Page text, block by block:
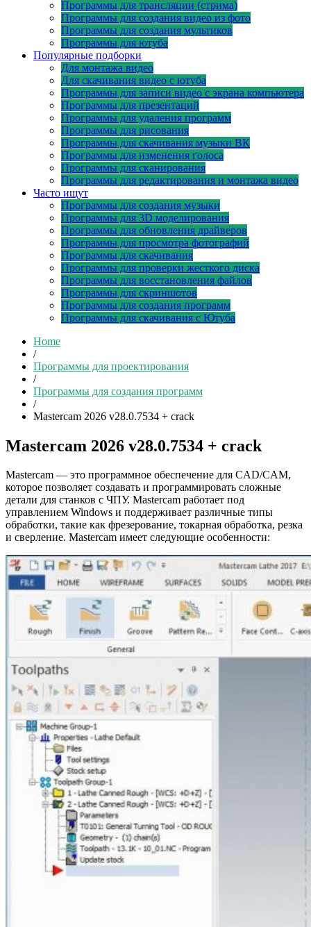
Программы для трансляции (стрима)
Программы для создания видео из фото
Программы для создания мультиков
Программы для ютуба
Популярные подборки
Для монтажа видео
Для скачивания видео с ютуба
Программы для записи видео с экрана компьютера
Программы для презентаций
Программы для удаления программ
Программы для рисования
Программы для скачивания музыки ВК
Программы для изменения голоса
Программы для сканирования
Программы для редактирования и монтажа видео
Часто ищут
Программы для создания музыки
Программы для 3D моделирования
Программы для обновления драйверов
Программы для просмотра фотографий
Программы для скачивания
Программы для проверки жесткого диска
Программы для восстановления файлов
Программы для скриншотов
Программы для создания программ
Программы для скачивания с Ютуба
Home
/
Программы для проектирования
/
Программы для создания программ
/
Mastercam 2026 v28.0.7534 + crack
Mastercam 2026 v28.0.7534 + crack
Mastercam — это программное обеспечение для CAD/CAM,
которое позволяет создавать и программировать сложные
детали для станков с ЧПУ. Mastercam работает под
управлением Windows и поддерживает различные типы
обработки, такие как фрезерование, токарная обработка, резка
и сверление. Mastercam имеет следующие особенности: